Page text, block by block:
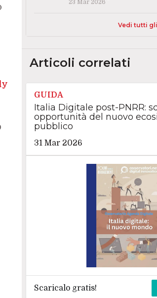
23 Mar 2026
Vedi tutti
Articoli correlati
GUIDA
Italia Digitale post-PNRR:
opportunità del nuovo
pubblico
31 Mar 2026
Scaricalo gratis!